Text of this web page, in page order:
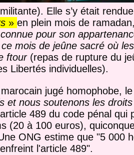
Elle s’y était
» en plein mois de
pour son
mois de jeûne sacré où
ftour(repas de rupture du
Libertés individuelles).
jugé homophobe,
et nous soutenons les
489 du code pénal
(20 à 100 euros),
ONG estime que "5 000
l'article 489".